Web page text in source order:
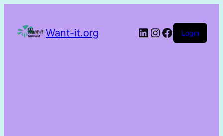
Want-it.org Login